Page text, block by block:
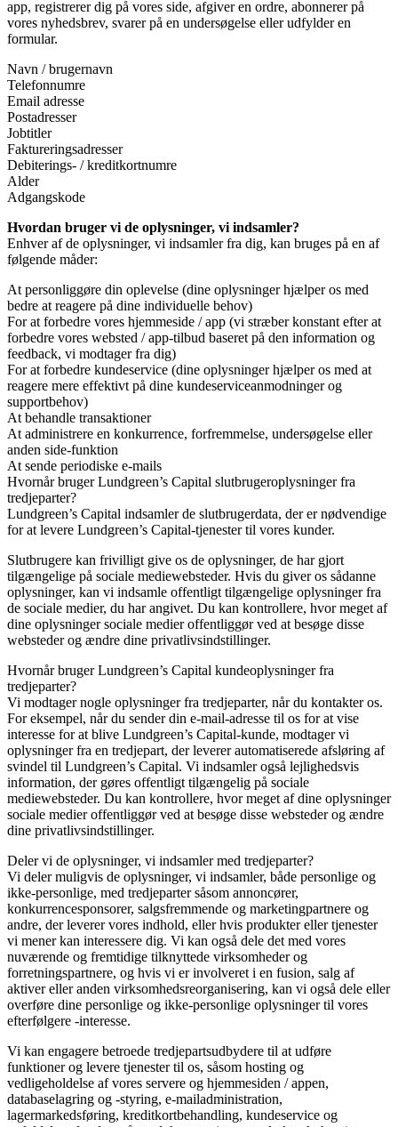
app, registrerer dig på vores side, afgiver en ordre, abonnerer på
vores nyhedsbrev, svarer på en undersøgelse eller udfylder en
formular.
Navn / brugernavn
Telefonnumre
Email adresse
Postadresser
Jobtitler
Faktureringsadresser
Debiterings- / kreditkortnumre
Alder
Adgangskode
Hvordan bruger vi de oplysninger, vi indsamler?
Enhver af de oplysninger, vi indsamler fra dig, kan bruges på en af ​​
følgende måder:
At personliggøre din oplevelse (dine oplysninger hjælper os med
bedre at reagere på dine individuelle behov)
For at forbedre vores hjemmeside / app (vi stræber konstant efter at
forbedre vores websted / app-tilbud baseret på den information og
feedback, vi modtager fra dig)
For at forbedre kundeservice (dine oplysninger hjælper os med at
reagere mere effektivt på dine kundeserviceanmodninger og
supportbehov)
At behandle transaktioner
At administrere en konkurrence, forfremmelse, undersøgelse eller
anden side-funktion
At sende periodiske e-mails
Hvornår bruger Lundgreen’s Capital slutbrugeroplysninger fra
tredjeparter?
Lundgreen’s Capital indsamler de slutbrugerdata, der er nødvendige
for at levere Lundgreen’s Capital-tjenester til vores kunder.
Slutbrugere kan frivilligt give os de oplysninger, de har gjort
tilgængelige på sociale mediewebsteder. Hvis du giver os sådanne
oplysninger, kan vi indsamle offentligt tilgængelige oplysninger fra
de sociale medier, du har angivet. Du kan kontrollere, hvor meget af
dine oplysninger sociale medier offentliggør ved at besøge disse
websteder og ændre dine privatlivsindstillinger.
Hvornår bruger Lundgreen’s Capital kundeoplysninger fra
tredjeparter?
Vi modtager nogle oplysninger fra tredjeparter, når du kontakter os.
For eksempel, når du sender din e-mail-adresse til os for at vise
interesse for at blive Lundgreen’s Capital-kunde, modtager vi
oplysninger fra en tredjepart, der leverer automatiserede afsløring af
svindel til Lundgreen’s Capital. Vi indsamler også lejlighedsvis
information, der gøres offentligt tilgængelig på sociale
mediewebsteder. Du kan kontrollere, hvor meget af dine oplysninger
sociale medier offentliggør ved at besøge disse websteder og ændre
dine privatlivsindstillinger.
Deler vi de oplysninger, vi indsamler med tredjeparter?
Vi deler muligvis de oplysninger, vi indsamler, både personlige og
ikke-personlige, med tredjeparter såsom annoncører,
konkurrencesponsorer, salgsfremmende og marketingpartnere og
andre, der leverer vores indhold, eller hvis produkter eller tjenester
vi mener kan interessere dig. Vi kan også dele det med vores
nuværende og fremtidige tilknyttede virksomheder og
forretningspartnere, og hvis vi er involveret i en fusion, salg af
aktiver eller anden virksomhedsreorganisering, kan vi også dele eller
overføre dine personlige og ikke-personlige oplysninger til vores
efterfølgere -interesse.
Vi kan engagere betroede tredjepartsudbydere til at udføre
funktioner og levere tjenester til os, såsom hosting og
vedligeholdelse af vores servere og hjemmesiden / appen,
databaselagring og -styring, e-mailadministration,
lagermarkedsføring, kreditkortbehandling, kundeservice og